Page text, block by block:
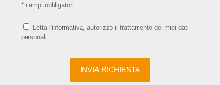
* campi obbligatori
Letta l'informativa, autorizzo il trattamento dei miei dati
personali